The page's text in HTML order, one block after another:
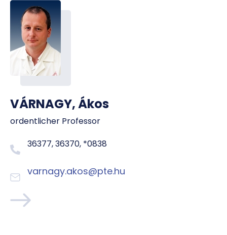
VÁRNAGY, Ákos
ordentlicher Professor
36377, 36370, *0838
varnagy.akos@pte.hu